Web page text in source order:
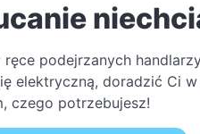
podejrzanych
elektryczną, doradzić Ci
czego potrzebujesz!